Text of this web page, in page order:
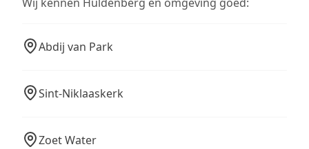
Abdij van Park
Sint-Niklaaskerk
Zoet Water